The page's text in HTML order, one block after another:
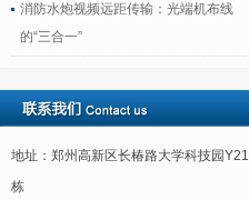
消防水炮视频远距传输：光端机布线
的“三合一”
地址：郑州高新区长椿路大学科技园Y21
栋